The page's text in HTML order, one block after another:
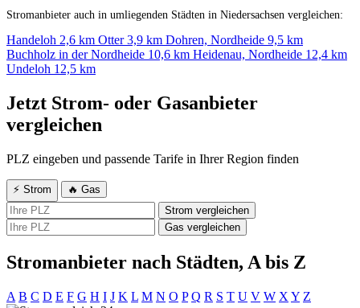
Stromanbieter auch in umliegenden Städten in Niedersachsen vergleichen:
Handeloh 2,6 km Otter3,9 km Dohren, Nordheide 9,5 km
Buchholz in der Nordheide 10,6 km Heidenau, Nordheide 12,4 km
Undeloh 12,5 km
Jetzt Strom- oder Gasanbieter
vergleichen
PLZ eingeben und passende Tarife in Ihrer Region finden
⚡ Strom
🔥 Gas
Strom vergleichen
Gas vergleichen
Stromanbieter nach Städten, A bis Z
A B C D E F G H I J K L M N O P Q R S T U V W X Y Z